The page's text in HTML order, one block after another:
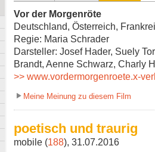
Vor der Morgenröte
Deutschland, Österreich,
Regie: Maria Schrader
Darsteller: Josef Hader, Suely
Brandt, Aenne Schwarz, Charly
>> www.vordermorgenroete.x-
Meine Meinung zu diesem Film
poetisch und traurig
mobile (188), 31.07.2016